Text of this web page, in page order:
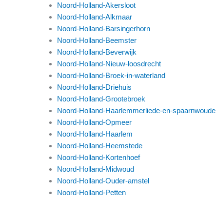
Noord-Holland-Akersloot
Noord-Holland-Alkmaar
Noord-Holland-Barsingerhorn
Noord-Holland-Beemster
Noord-Holland-Beverwijk
Noord-Holland-Nieuw-loosdrecht
Noord-Holland-Broek-in-waterland
Noord-Holland-Driehuis
Noord-Holland-Grootebroek
Noord-Holland-Haarlemmerliede-en-spaarnwoude
Noord-Holland-Opmeer
Noord-Holland-Haarlem
Noord-Holland-Heemstede
Noord-Holland-Kortenhoef
Noord-Holland-Midwoud
Noord-Holland-Ouder-amstel
Noord-Holland-Petten